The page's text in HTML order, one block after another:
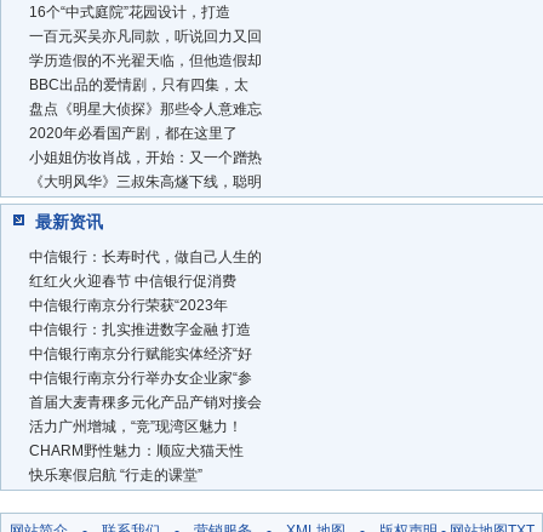
16个“中式庭院”花园设计，打造
一百元买吴亦凡同款，听说回力又回
学历造假的不光翟天临，但他造假却
BBC出品的爱情剧，只有四集，太
盘点《明星大侦探》那些令人意难忘
2020年必看国产剧，都在这里了
小姐姐仿妆肖战，开始：又一个蹭热
《大明风华》三叔朱高燧下线，聪明
最新资讯
中信银行：长寿时代，做自己人生的
红红火火迎春节 中信银行促消费
中信银行南京分行荣获“2023年
中信银行：扎实推进数字金融 打造
中信银行南京分行赋能实体经济“好
中信银行南京分行举办女企业家“参
首届大麦青稞多元化产品产销对接会
活力广州增城，“竞”现湾区魅力！
CHARM野性魅力：顺应犬猫天性
快乐寒假启航 “行走的课堂”